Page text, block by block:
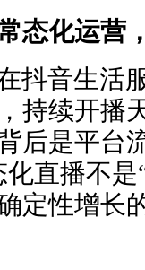
态化运营
抖音生活
持续开播
后是平台
直播不
定性增长